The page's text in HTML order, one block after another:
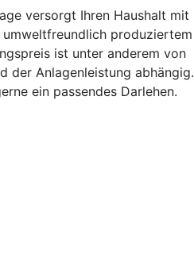
versorgt Ihren Haushalt mit
produziertem
ist unter anderem von
der Anlagenleistung abhängig.
ein passendes Darlehen.